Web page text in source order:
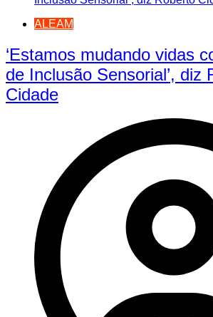
ALEAM
‘Estamos mudando vidas
de Inclusão Sensorial’, diz
Cidade